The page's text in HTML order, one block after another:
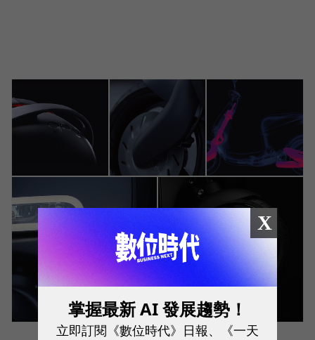
+1
X
掌握最新 AI 發展趨勢！
立即訂閱《數位時代》日報、《一天